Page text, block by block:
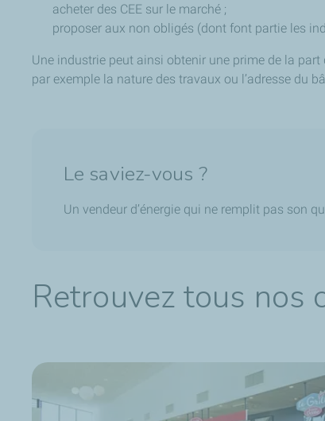
acheter des CEE sur le marché ;
proposer aux non obligés (dont font partie les
Une industrie peut ainsi obtenir une prime de la part
par exemple la nature des travaux ou l’adresse du
Le saviez-vous ?
Un vendeur d’énergie qui ne remplit pas son
Retrouvez tous nos